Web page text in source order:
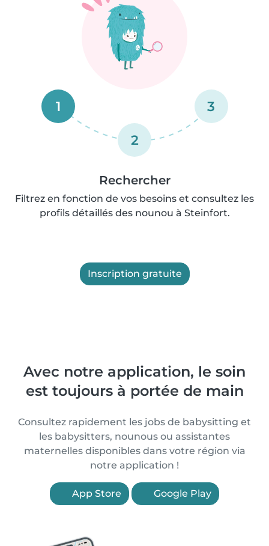
1
2
3
Rechercher
Filtrez en fonction de vos besoins et consultez les
profils détaillés des nounou à Steinfort.
Inscription gratuite
Avec notre application, le soin
est toujours à portée de main
Consultez rapidement les jobs de babysitting et
les babysitters, nounous ou assistantes
maternelles disponibles dans votre région via
notre application !
App Store Google Play